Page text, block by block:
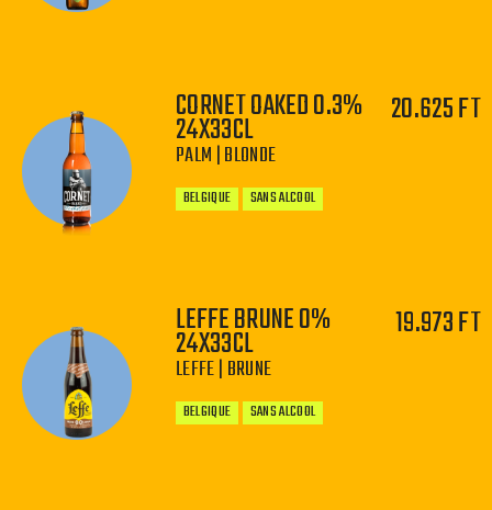
− +
CORNET OAKED 0.3%
24X33CL
PALM | BLONDE
20.625 FT
BELGIQUE SANS ALCOOL
−
LEFFE BRUNE 0%
24X33CL
LEFFE | BRUNE
19.973 FT
BELGIQUE SANS ALCOOL